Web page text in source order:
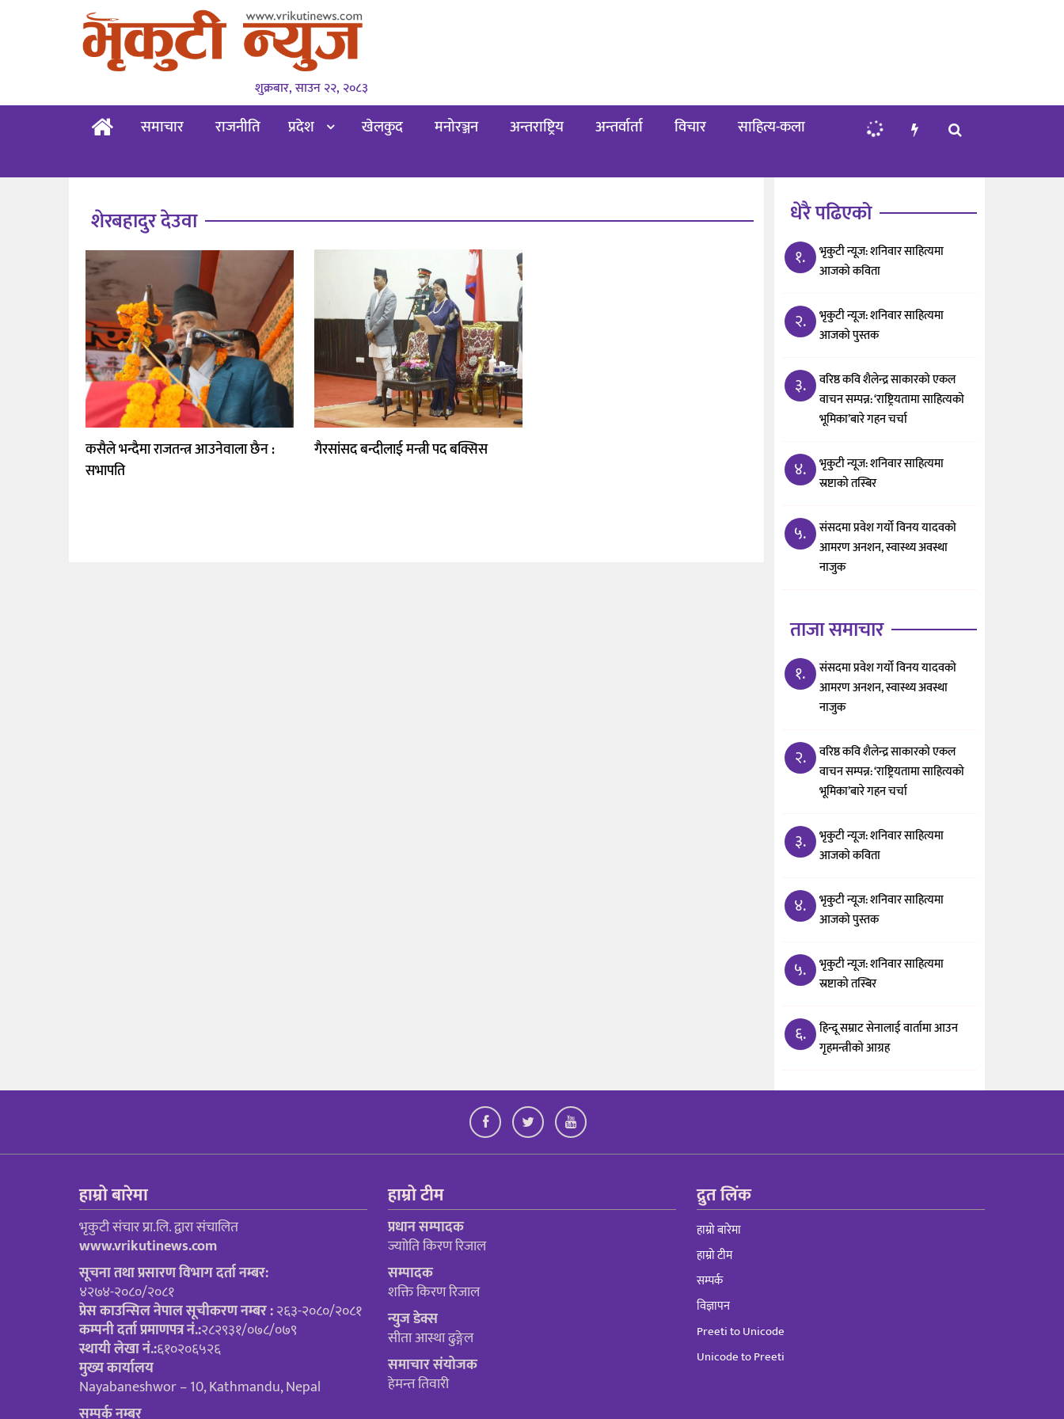
शुक्रबार, साउन २२, २०८३
समाचार राजनीति प्रदेश खेलकुद मनोरञ्जन अन्तराष्ट्रिय अन्तर्वार्ता विचार साहित्य-कला
शेरबहादुर देउवा
कसैले भन्दैमा राजतन्त्र आउनेवाला छैन :
सभापति
गैरसांसद बन्दीलाई मन्त्री पद बक्सिस
धेरै पढिएको
१.
भृकुटी न्यूज: शनिवार साहित्यमा
आजको कविता
२.
भृकुटी न्यूज: शनिवार साहित्यमा
आजको पुस्तक
३.
वरिष्ठ कवि शैलेन्द्र साकारको एकल
वाचन सम्पन्न: ‘राष्ट्रियतामा साहित्यको
भूमिका’बारे गहन चर्चा
४.
भृकुटी न्यूज: शनिवार साहित्यमा
स्रष्टाको तस्बिर
५.
संसदमा प्रवेश गर्यो विनय यादवको
आमरण अनशन, स्वास्थ्य अवस्था
नाजुक
ताजा समाचार
१.
संसदमा प्रवेश गर्यो विनय यादवको
आमरण अनशन, स्वास्थ्य अवस्था
नाजुक
२.
वरिष्ठ कवि शैलेन्द्र साकारको एकल
वाचन सम्पन्न: ‘राष्ट्रियतामा साहित्यको
भूमिका’बारे गहन चर्चा
३.
भृकुटी न्यूज: शनिवार साहित्यमा
आजको कविता
४.
भृकुटी न्यूज: शनिवार साहित्यमा
आजको पुस्तक
५.
भृकुटी न्यूज: शनिवार साहित्यमा
स्रष्टाको तस्बिर
६.
हिन्दू सम्राट सेनालाई वार्तामा आउन
गृहमन्त्रीको आग्रह
हाम्रो बारेमा
भृकुटी संचार प्रा.लि. द्वारा संचालित
www.vrikutinews.com
सूचना तथा प्रसारण विभाग दर्ता नम्बर:
४२७४-२०८०/२०८१
प्रेस काउन्सिल नेपाल सूचीकरण नम्बर :२६३-२०८०/२०८१
कम्पनी दर्ता प्रमाणपत्र नं.:२८२९३१/०७८/०७९
स्थायी लेखा नं.:६१०२०६५२६
मुख्य कार्यालय
Nayabaneshwor – 10, Kathmandu, Nepal
सम्पर्क नम्बर
हाम्रो टीम
प्रधान सम्पादक
ज्याोति किरण रिजाल
सम्पादक
शक्ति किरण रिजाल
न्युज डेक्स
सीता आस्था ढुङ्गेल
समाचार संयोजक
हेमन्त तिवारी
द्रुत लिंक
हाम्रो बारेमा
हाम्रो टीम
सम्पर्क
विज्ञापन
Preeti to Unicode
Unicode to Preeti